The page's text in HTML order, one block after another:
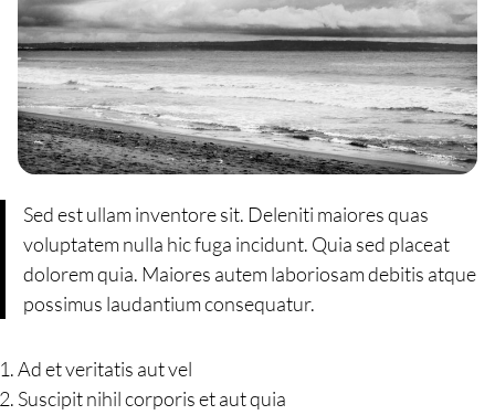
Sed est ullam inventore sit. Deleniti maiores quas
voluptatem nulla hic fuga incidunt. Quia sed placeat
dolorem quia. Maiores autem laboriosam debitis atque
possimus laudantium consequatur.
Ad et veritatis aut vel
Suscipit nihil corporis et aut quia